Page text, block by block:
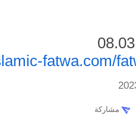
fatwa.com/
مشاركة